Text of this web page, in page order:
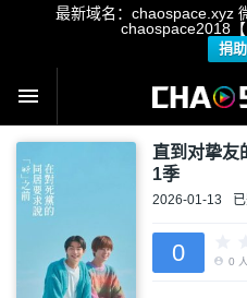
最新域名：chaospace.xyz
chaospace2018
捐
直到对挚友
1季
2026-01-13